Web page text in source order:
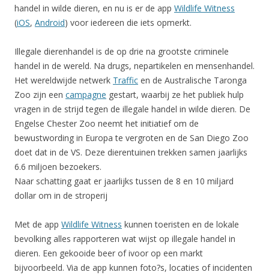
handel in wilde dieren, en nu is er de app Wildlife Witness
(iOS, Android) voor iedereen die iets opmerkt.
Illegale dierenhandel is de op drie na grootste criminele
handel in de wereld. Na drugs, nepartikelen en mensenhandel.
Het wereldwijde netwerk Traffic en de Australische Taronga
Zoo zijn een campagne gestart, waarbij ze het publiek hulp
vragen in de strijd tegen de illegale handel in wilde dieren. De
Engelse Chester Zoo neemt het initiatief om de
bewustwording in Europa te vergroten en de San Diego Zoo
doet dat in de VS. Deze dierentuinen trekken samen jaarlijks
6.6 miljoen bezoekers.
Naar schatting gaat er jaarlijks tussen de 8 en 10 miljard
dollar om in de stroperij
Met de app Wildlife Witness kunnen toeristen en de lokale
bevolking alles rapporteren wat wijst op illegale handel in
dieren. Een gekooide beer of ivoor op een markt
bijvoorbeeld. Via de app kunnen foto?s, locaties of incidenten